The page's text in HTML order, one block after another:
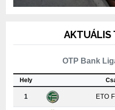
AKTUÁLIS
OTP Bank
Hely
1 ETO